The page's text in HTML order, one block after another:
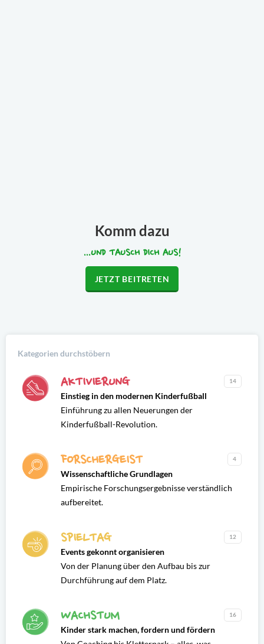
Komm dazu
...UND TAUSCH DICH AUS!
JETZT BEITRETEN
Kategorien durchstöbern
AKTIVIERUNG 14
Einstieg in den modernen Kinderfußball
Einführung zu allen Neuerungen der
Kinderfußball-Revolution.
FORSCHERGEIST 4
Wissenschaftliche Grundlagen
Empirische Forschungsergebnisse verständlich
aufbereitet.
SPIELTAG 12
Events gekonnt organisieren
Von der Planung über den Aufbau bis zur
Durchführung auf dem Platz.
WACHSTUM 16
Kinder stark machen, fordern und fördern